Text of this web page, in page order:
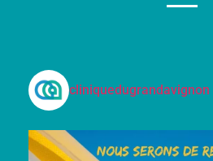
cliniquedugrandavignon